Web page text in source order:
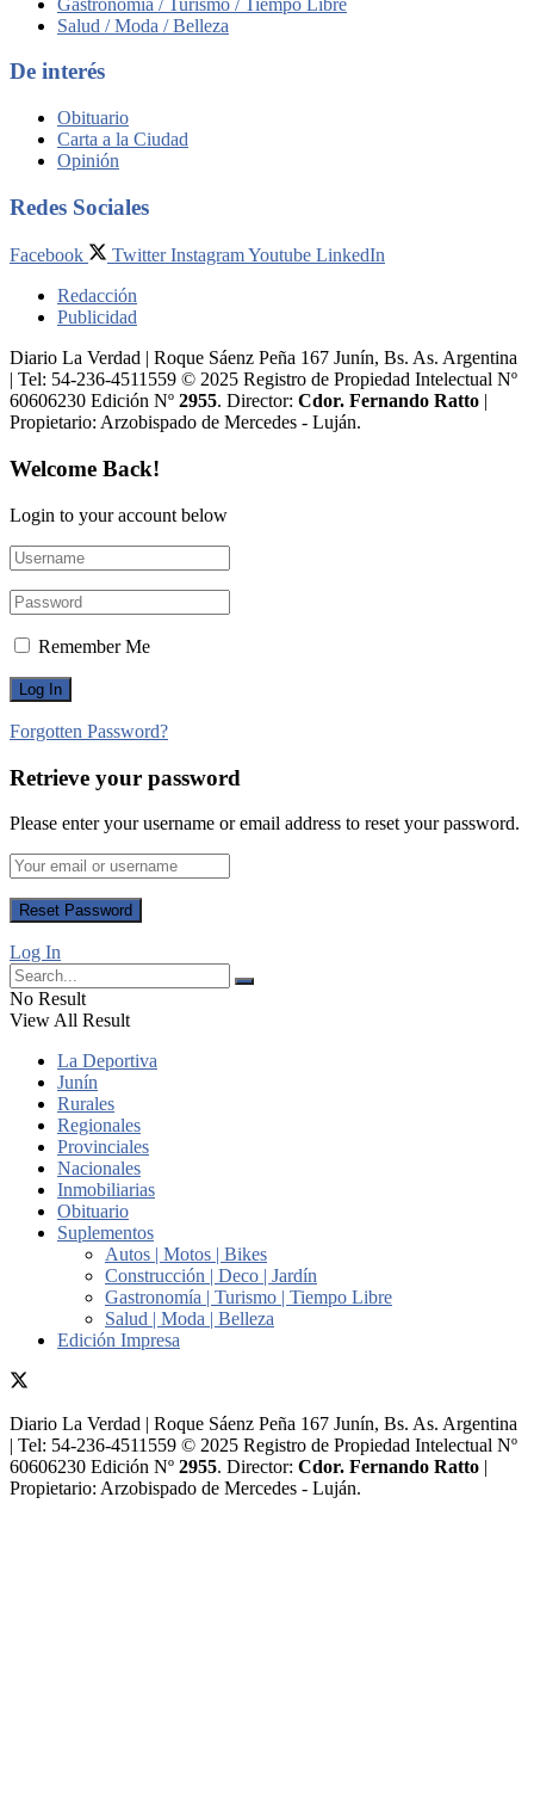
Salud / Moda / Belleza
De interés
Obituario
Carta a la Ciudad
Opinión
Redes Sociales
Facebook Twitter InstagramYoutube LinkedIn
Redacción
Publicidad
Diario La Verdad | Roque Sáenz Peña 167 Junín, Bs. As. Argentina
| Tel: 54-236-4511559 © 2025 Registro de Propiedad Intelectual Nº
60606230 Edición Nº 2955. Director:​ Cdor. Fernando Ratto |
Propietario:​ Arzobispado de Mercedes - Luján.
Welcome Back!
Login to your account below
Remember Me
Forgotten Password?
Retrieve your password
Please enter your username or email address to reset your password.
Log In
No Result
View All Result
La Deportiva
Junín
Rurales
Regionales
Provinciales
Nacionales
Inmobiliarias
Obituario
Suplementos
Autos | Motos | Bikes
Construcción | Deco | Jardín
Gastronomía | Turismo | Tiempo Libre
Salud | Moda | Belleza
Edición Impresa
Diario La Verdad | Roque Sáenz Peña 167 Junín, Bs. As. Argentina
| Tel: 54-236-4511559 © 2025 Registro de Propiedad Intelectual Nº
60606230 Edición Nº 2955. Director:​ Cdor. Fernando Ratto |
Propietario:​ Arzobispado de Mercedes - Luján.